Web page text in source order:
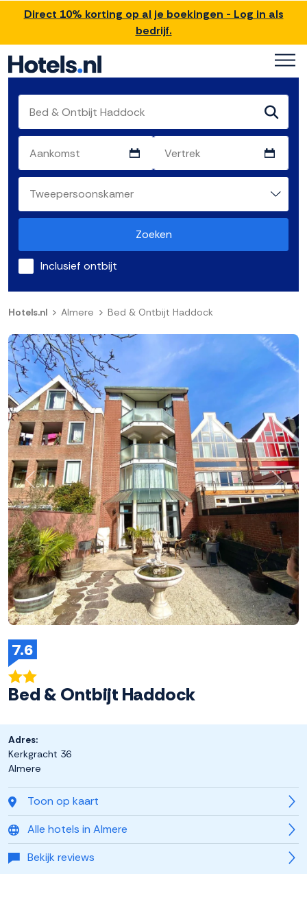
Direct 10% korting op al je boekingen - Log in als
bedrijf.
Zoeken
Inclusief ontbijt
Hotels.nl Almere Bed & Ontbijt Haddock
7.6
Bed & Ontbijt Haddock
Toon op kaart
Alle hotels in Almere
Bekijk reviews
Adres:
Kerkgracht 36
Almere